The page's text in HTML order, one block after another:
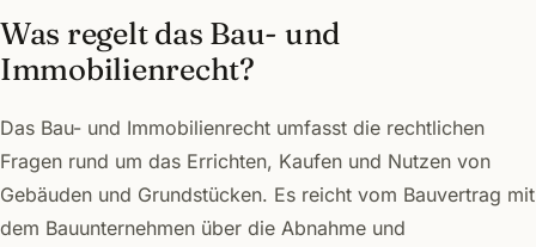
Was regelt das Bau- und
Immobilienrecht?
Das Bau- und Immobilienrecht umfasst die rechtlichen
Fragen rund um das Errichten, Kaufen und Nutzen von
Gebäuden und Grundstücken. Es reicht vom Bauvertrag mit
dem Bauunternehmen über die Abnahme und